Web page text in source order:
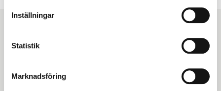
Inställningar
Statistik
Marknadsföring
Boka och hämta hos Däckspecialen
När du beställer dina nya däck eller fälgar hos oss